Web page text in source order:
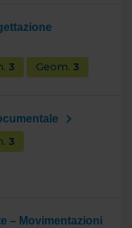
3 Geom. 3
3
– Movimentazioni